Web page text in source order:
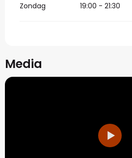
Zondag 19:00 - 21:30
Media